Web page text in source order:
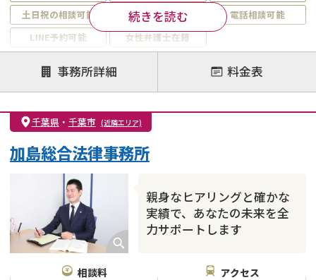
土日祝の相談可能
19時以降電話可能
電話相談可能
LINE予約可能
女性弁護士在籍
注力案件
離婚前相談
離婚調停
離婚裁判
親権・面会交流権
DV
モラハラ
不貞・不倫慰謝料請求
国際離婚
財産分与
内縁の夫婦
続きを読む
事務所詳細 料金表
千葉県 ・ 千葉市 (近隣エリア)
親身なヒアリングと確かな
実績で、あなたの未来を全
力サポートします
加島総合法律事務所
相談料 アクセス